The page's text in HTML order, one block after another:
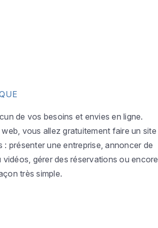
de vos besoins et envies en ligne.
vous allez gratuitement faire un site
présenter une entreprise, annoncer de
gérer des réservations ou encore
très simple.